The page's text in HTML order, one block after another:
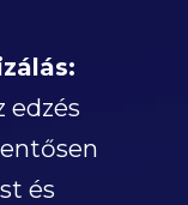
edzés
és